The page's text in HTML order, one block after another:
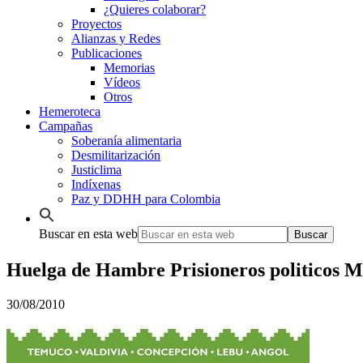
¿Quieres colaborar?
Proyectos
Alianzas y Redes
Publicaciones
Memorias
Vídeos
Otros
Hemeroteca
Campañas
Soberanía alimentaria
Desmilitarización
Justiclima
Indíxenas
Paz y DDHH para Colombia
Buscar en esta web
Huelga de Hambre Prisioneros politicos
30/08/2010